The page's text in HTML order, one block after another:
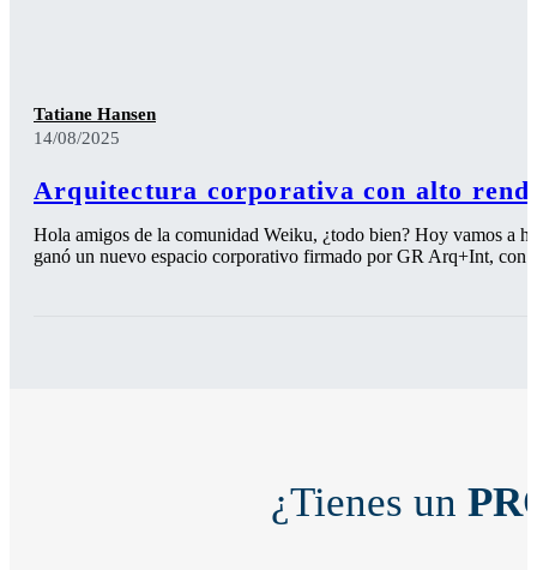
Tatiane Hansen
14/08/2025
Arquitectura corporativa con alto
Hola amigos de la comunidad Weiku, ¿todo bien? Hoy vamos a
ganó un nuevo espacio corporativo firmado por GR Arq+Int,
¿Tienes un